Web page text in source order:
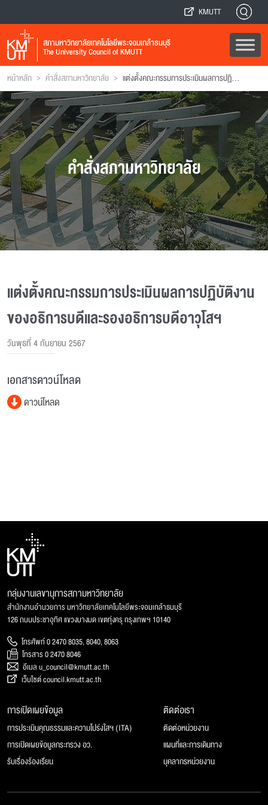
KMUTT
สภามหาวิทยาลัยเทคโนโลยีพระจอมเกล้าธนบุรี
The University Council of KMUTT
หน้าหลัก > คำสั่งสภามหาวิทยาลัย > แต่งตั้งคณะกรรมการประเมินผลการปฏิบัติงานของอธิการบดีและรองอธิการบดีอาวุโสฯ
คำสั่งสภามหาวิทยาลัย
แต่งตั้งคณะกรรมการประเมินผลการปฏิบัติงาน
ของอธิการบดีและรองอธิการบดีอาวุโสฯ
วันพุธที่ 4 กันยายน 2567
เอกสารดาวน์โหลด
ดาวน์โหลด
กลุ่มงานเลขานุการสภามหาวิทยาลัย
สำนักงานอำนวยการ มหาวิทยาลัยเทคโนโลยีพระจอมเกล้าธนบุรี
126 ถนนประชาอุทิศ แขวงบางมด เขตทุ่งครุ กรุงเทพฯ 10140
โทรศัพท์ 0 2470 8035, 8040, 8063
โทรสาร 0 2470 8046
อีเมล u_council@kmutt.ac.th
เว็บไซต์ council.kmutt.ac.th
การเปิดเผยข้อมูล
การประเมินคุณธรรมและความโปร่งใสฯ (ITA)
การเปิดเผยข้อมูลกระทรวง อว.
รับเรื่องร้องเรียน
ติดต่อเรา
ติดต่อหน่วยงาน
แผนที่และการเดินทาง
บุคลากรหน่วยงาน